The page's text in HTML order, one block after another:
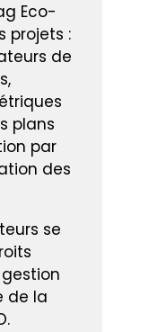
Eco-
projets :
de
plans
par
des
se
de la